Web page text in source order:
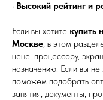
• Высокий рейтинг и
Если вы хотите купить
Москве, в этом
цене, процессору,
назначению. Если вы не
поможем подобрать
занятия, документы,